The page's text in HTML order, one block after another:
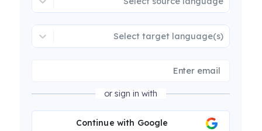
Select target language(s)
or sign in with
Continue with Google